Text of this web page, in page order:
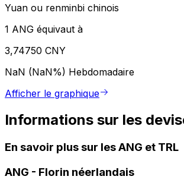
Yuan ou renminbi chinois
1 ANG équivaut à
3,74750 CNY
NaN (NaN%) Hebdomadaire
Afficher le graphique
Informations sur les
En savoir plus sur les ANG et TRL
ANG - Florin néerlandais